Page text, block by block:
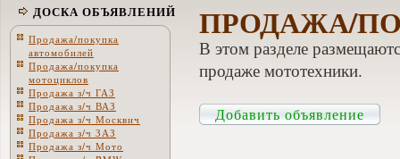
ДОСКА ОБЪЯВЛЕНИЙ
Продажа/покупка
автомобилей
Продажа/покупка
мотоциклов
Продажа з/ч ГАЗ
Продажа з/ч ВАЗ
Продажа з/ч Москвич
Продажа з/ч ЗАЗ
Продажа з/ч Мото
ПРОДАЖА/
В этом разделе
продаже мототехники.
Добавить объявление